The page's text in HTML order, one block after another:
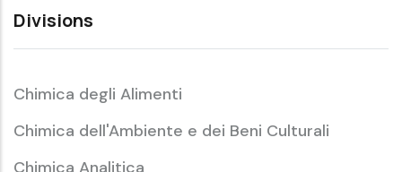
Divisions
Chimica degli Alimenti
Chimica dell'Ambiente e dei Beni Culturali
Chimica Analitica